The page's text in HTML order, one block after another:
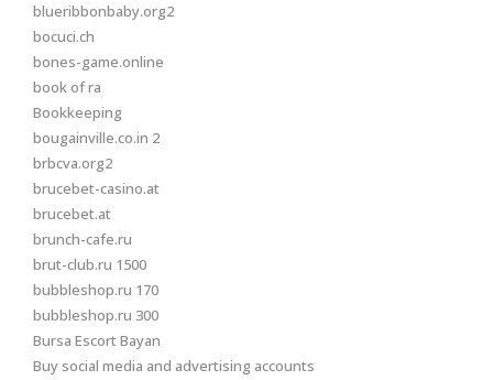
blueribbonbaby.org2
bocuci.ch
bones-game.online
book of ra
Bookkeeping
bougainville.co.in 2
brbcva.org2
brucebet-casino.at
brucebet.at
brunch-cafe.ru
brut-club.ru 1500
bubbleshop.ru 170
bubbleshop.ru 300
Bursa Escort Bayan
Buy social media and advertising accounts